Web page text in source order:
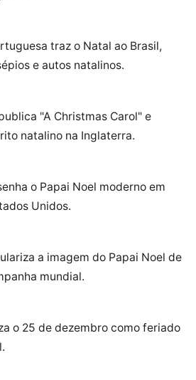
traz o Natal ao Brasil,
e autos natalinos.
"A Christmas Carol" e
natalino na Inglaterra.
o Papai Noel moderno em
Unidos.
a imagem do Papai Noel de
mundial.
o 25 de dezembro como feriado